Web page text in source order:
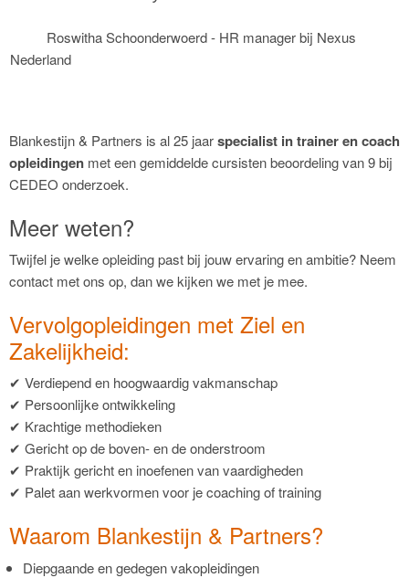
Roswitha Schoonderwoerd - HR manager bij Nexus
Nederland
Blankestijn & Partners is al 25 jaarspecialist in trainer en coach
opleidingen met een gemiddelde cursisten beoordeling van 9 bij
CEDEO onderzoek.
Meer weten?
Twijfel je welke opleiding past bij jouw ervaring en ambitie? Neem
contact met ons op, dan we kijken we met je mee.
Vervolgopleidingen met Ziel en
Zakelijkheid:
✔ Verdiepend en hoogwaardig vakmanschap
✔ Persoonlijke ontwikkeling
✔ Krachtige methodieken
✔ Gericht op de boven- en de onderstroom
✔ Praktijk gericht en inoefenen van vaardigheden
✔ Palet aan werkvormen voor je coaching of training
Waarom Blankestijn & Partners?
Diepgaande en gedegen vakopleidingen